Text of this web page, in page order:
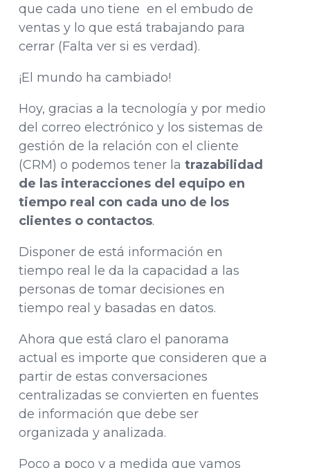
que cada uno tiene en el embudo de
ventas y lo que está trabajando para
cerrar (Falta ver si es verdad).
¡El mundo ha cambiado!
Hoy, gracias a la tecnología y por medio
del correo electrónico y los sistemas de
gestión de la relación con el cliente
(CRM) o podemos tener la trazabilidad
de las interacciones del equipo en
tiempo real con cada uno de los
clientes o contactos.
Disponer de está información en
tiempo real le da la capacidad a las
personas de tomar decisiones en
tiempo real y basadas en datos.
Ahora que está claro el panorama
actual es importe que consideren que a
partir de estas conversaciones
centralizadas se convierten en fuentes
de información que debe ser
organizada y analizada.
Poco a poco y a medida que vamos